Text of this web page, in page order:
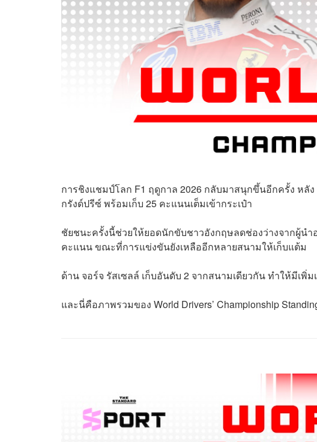
การชิงแชมป์โลก F1 ฤดูกาล 2026 กลับมาสนุกขึ้นอีกครั้ง ห
กรังด์ปรีซ์ พร้อมเก็บ 25 คะแนนเต็มเข้ากระเป๋า
ชัยชนะครั้งนี้ช่วยให้ยอดนักขับชาวอังกฤษลดช่องว่างจากผู้นำ
คะแนน ขณะที่การแข่งขันยังเหลืออีกหลายสนามให้เก็บแต้ม
ด้าน จอร์จ รัสเซลล์ เก็บอันดับ 2 จากสนามเดียวกัน ทำให้มีเ
และนี่คือภาพรวมของ World Drivers’ Championship